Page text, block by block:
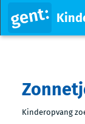
Kinderopvang